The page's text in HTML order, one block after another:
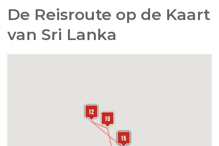
De Reisroute op de Kaart
van Sri Lanka